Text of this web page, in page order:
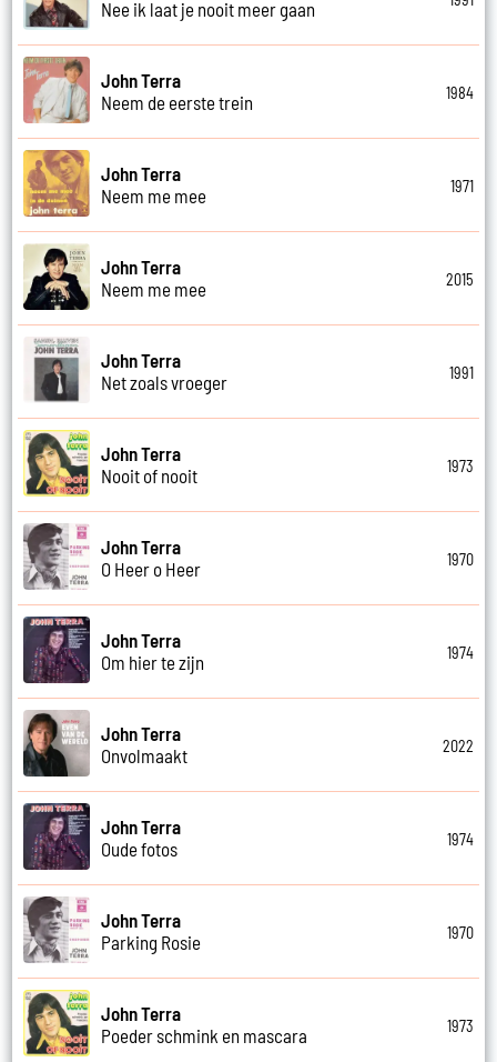
Nee ik laat je nooit meer gaan
John Terra
Neem de eerste trein
1984
John Terra
Neem me mee
1971
John Terra
Neem me mee
2015
John Terra
Net zoals vroeger
1991
John Terra
Nooit of nooit
1973
John Terra
O Heer o Heer
1970
John Terra
Om hier te zijn
1974
John Terra
Onvolmaakt
2022
John Terra
Oude fotos
1974
John Terra
Parking Rosie
1970
John Terra
Poeder schmink en mascara
1973